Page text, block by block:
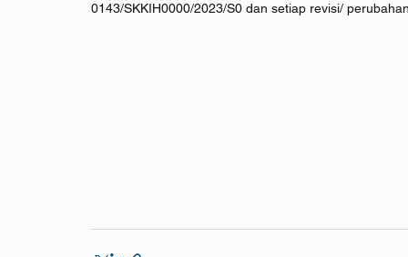
0143/SKKIH0000/2023/S0 dan setiap revisi/